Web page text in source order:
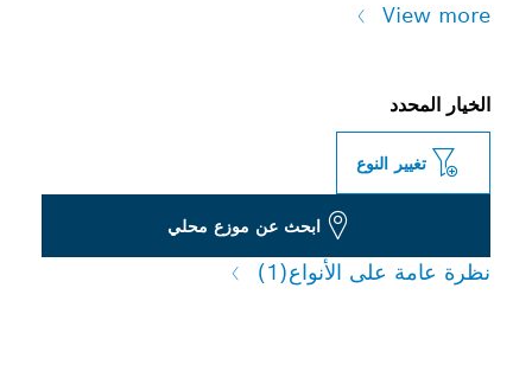
View more
الخيار المحدد
تغيير النوع
ابحث عن موزع محلي
نظرة عامة على الأنواع(1)